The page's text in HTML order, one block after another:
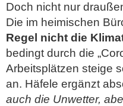
Doch nicht nur
Die im heimischen
Regel nicht die
bedingt durch die
Arbeitsplätzen steige
an. Häfele ergänzt
auch die Unwetter,